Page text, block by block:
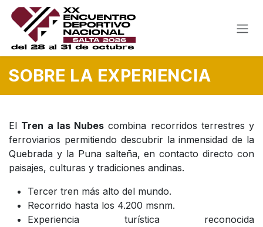
Ir al contenido
SOBRE LA EXPERIENCIA
El Tren a las Nubes combina recorridos terrestres y
ferroviarios permitiendo descubrir la inmensidad de la
Quebrada y la Puna salteña, en contacto directo con
paisajes, culturas y tradiciones andinas.
Tercer tren más alto del mundo.
Recorrido hasta los 4.200 msnm.
Experiencia turística reconocida